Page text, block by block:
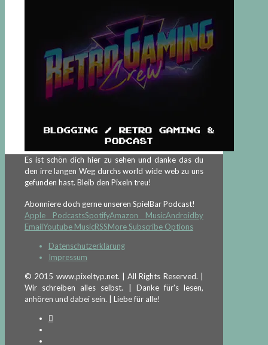
Es ist schön dich hier zu sehen und danke das du
den irre langen Weg durchs world wide web zu uns
gefunden hast. Bleib den Pixeln treu!
Abonniere doch gerne unseren SpielBar Podcast!
Apple PodcastsSpotifyAmazon MusicAndroidby
EmailYoutube MusicRSSMore Subscribe Options
Datenschutzerklärung
Impressum
© 2015 www.pixeltyp.net. | All Rights Reserved. |
Wir schreiben alles selbst. | Danke für's lesen,
anhören und dabei sein. | Liebe für alle!